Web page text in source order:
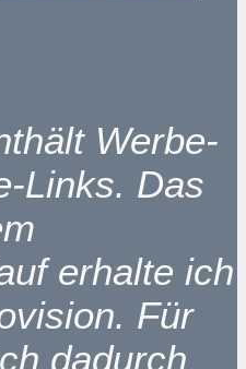
Werbe-
Links. Das
erhalte ich
Für
dadurch